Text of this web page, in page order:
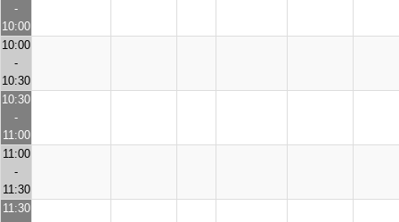
-
10:00
10:00
-
10:30
10:30
-
11:00
11:00
-
11:30
11:30